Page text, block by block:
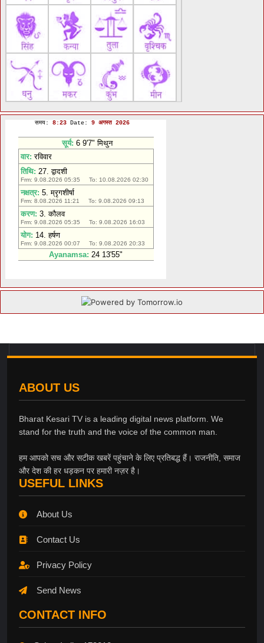
ABOUT US
Bharat Kesari TV is a leading digital news platform. We
stand for the truth and the voice of the common man.
हम आपको सच और सटीक खबरें पहुंचाने के लिए प्रतिबद्ध हैं। राजनीति, समाज
और देश की हर धड़कन पर हमारी नज़र है।
USEFUL LINKS
About Us
Contact Us
Privacy Policy
Send News
CONTACT INFO